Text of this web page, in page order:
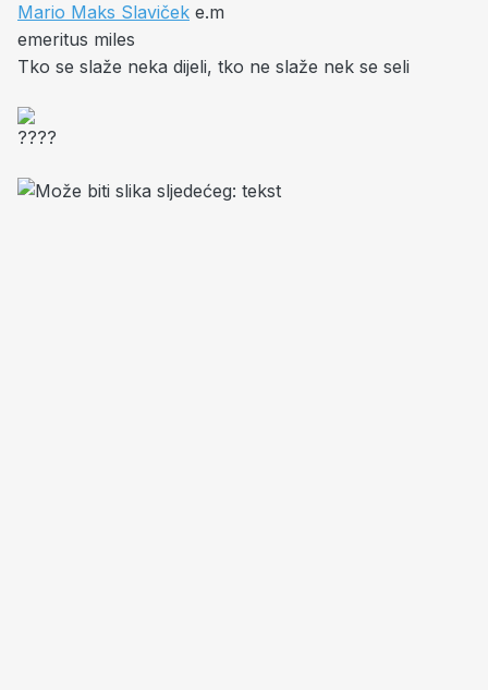
Mario Maks Slaviček e.m
emeritus miles
Tko se slaže neka dijeli, tko ne slaže nek se seli